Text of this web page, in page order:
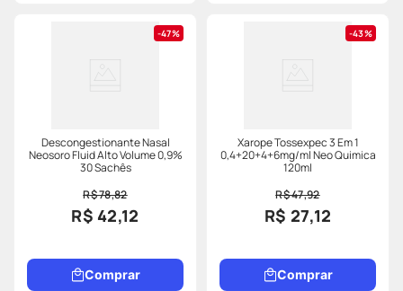
47%
Descongestionante Nasal
Neosoro Fluid Alto Volume 0,9%
30 Sachês
R$ 78,82
R$ 42,12
Comprar
43%
Xarope Tossexpec 3 Em 1
0,4+20+4+6mg/ml Neo Quimica
120ml
R$ 47,92
R$ 27,12
Comprar